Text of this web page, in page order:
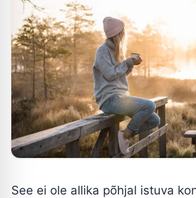
See ei ole allika põhjal istuva